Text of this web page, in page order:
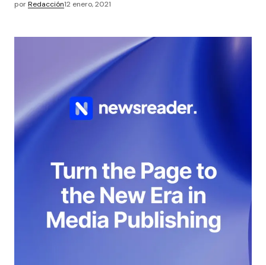
porRedacción12 enero, 2021